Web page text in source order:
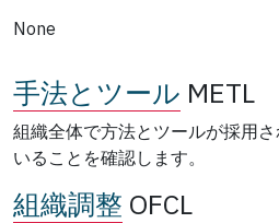
None
手法とツール METL
組織全体で方法とツールが採用
いることを確認します。
組織調整 OFCL